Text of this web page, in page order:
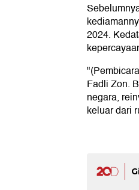
2024.
Fadli Zon.
negara,
keluar dari